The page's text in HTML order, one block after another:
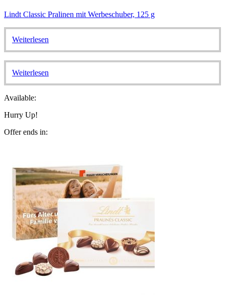
Lindt Classic Pralinen mit Werbeschuber, 125 g
Weiterlesen
Weiterlesen
Available:
Hurry Up!
Offer ends in: